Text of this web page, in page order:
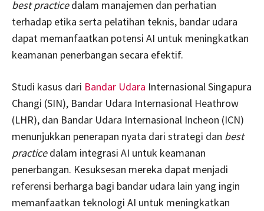
best practicedalam manajemen dan perhatian
terhadap etika serta pelatihan teknis, bandar udara
dapat memanfaatkan potensi AI untuk meningkatkan
keamanan penerbangan secara efektif.
Studi kasus dari Bandar Udara Internasional Singapura
Changi (SIN), Bandar Udara Internasional Heathrow
(LHR), dan Bandar Udara Internasional Incheon (ICN)
menunjukkan penerapan nyata dari strategi dan best
practicedalam integrasi AI untuk keamanan
penerbangan. Kesuksesan mereka dapat menjadi
referensi berharga bagi bandar udara lain yang ingin
memanfaatkan teknologi AI untuk meningkatkan